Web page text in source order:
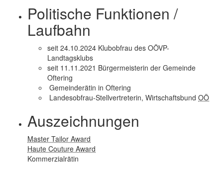
Politische Funktionen /
Laufbahn
seit 24.10.2024 Klubobfrau des OÖVP-
Landtagsklubs
seit 11.11.2021 Bürgermeisterin der Gemeinde
Oftering
Gemeinderätin in Oftering
Landesobfrau-Stellvertreterin, Wirtschaftsbund OÖ
Auszeichnungen
Master Tailor Award
Haute Couture Award
Kommerzialrätin